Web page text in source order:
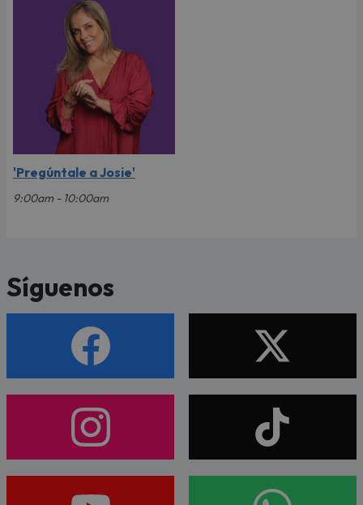
'Pregúntale a Josie'
9:00am - 10:00am
Síguenos